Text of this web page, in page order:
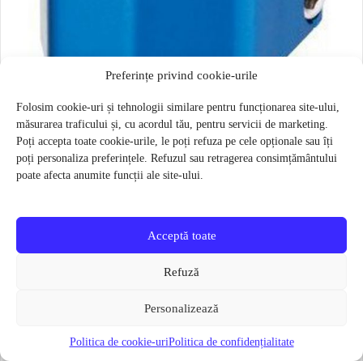
Preferințe privind cookie-urile
Folosim cookie-uri și tehnologii similare pentru funcționarea site-ului,
măsurarea traficului și, cu acordul tău, pentru servicii de marketing.
Poți accepta toate cookie-urile, le poți refuza pe cele opționale sau îți
poți personaliza preferințele. Refuzul sau retragerea consimțământului
poate afecta anumite funcții ale site-ului.
Acceptă toate
Refuză
Personalizează
Politica de cookie-uriPolitica de confidențialitate
Kit colier de strangere freestyle 35 mm Razor Phase Two Quad
Albastra
40 lei23 lei